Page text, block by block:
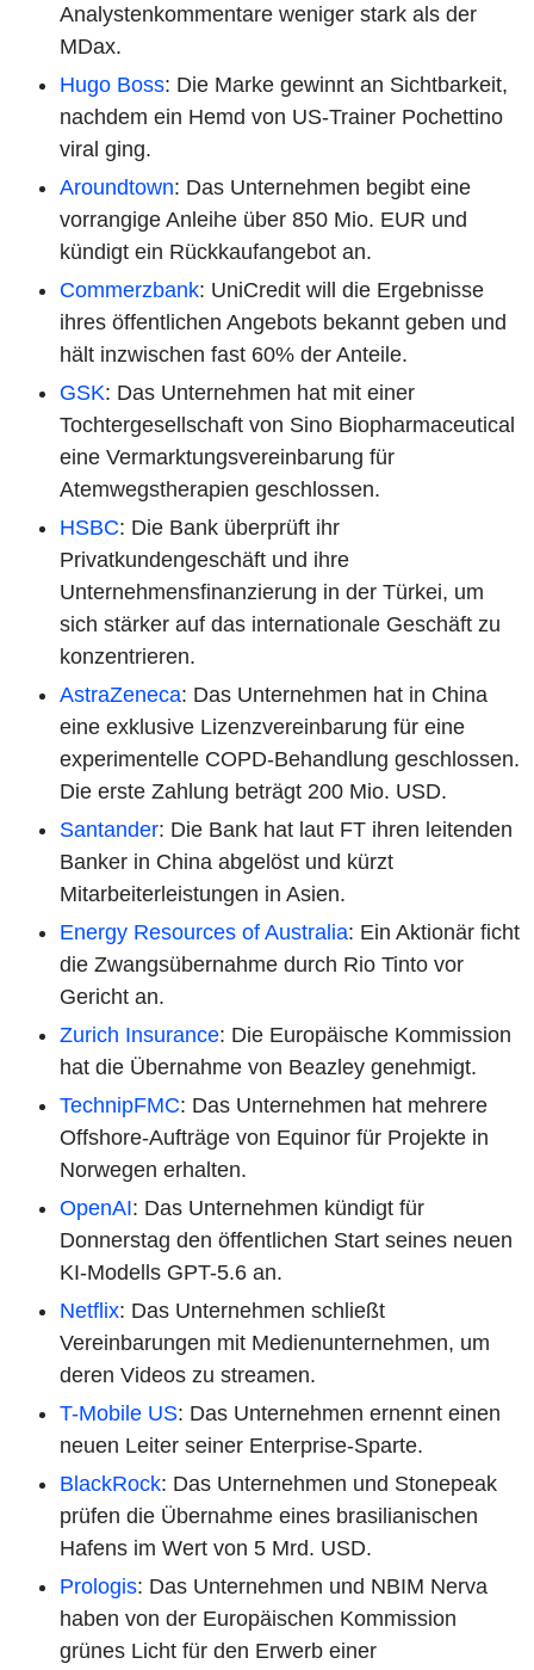
Analystenkommentare weniger stark als der
MDax.
Hugo Boss: Die Marke gewinnt an Sichtbarkeit,
nachdem ein Hemd von US-Trainer Pochettino
viral ging.
Aroundtown: Das Unternehmen begibt eine
vorrangige Anleihe über 850 Mio. EUR und
kündigt ein Rückkaufangebot an.
Commerzbank: UniCredit will die Ergebnisse
ihres öffentlichen Angebots bekannt geben und
hält inzwischen fast 60% der Anteile.
GSK: Das Unternehmen hat mit einer
Tochtergesellschaft von Sino Biopharmaceutical
eine Vermarktungsvereinbarung für
Atemwegstherapien geschlossen.
HSBC: Die Bank überprüft ihr
Privatkundengeschäft und ihre
Unternehmensfinanzierung in der Türkei, um
sich stärker auf das internationale Geschäft zu
konzentrieren.
AstraZeneca: Das Unternehmen hat in China
eine exklusive Lizenzvereinbarung für eine
experimentelle COPD-Behandlung geschlossen.
Die erste Zahlung beträgt 200 Mio. USD.
Santander: Die Bank hat laut FT ihren leitenden
Banker in China abgelöst und kürzt
Mitarbeiterleistungen in Asien.
Energy Resources of Australia: Ein Aktionär ficht
die Zwangsübernahme durch Rio Tinto vor
Gericht an.
Zurich Insurance: Die Europäische Kommission
hat die Übernahme von Beazley genehmigt.
TechnipFMC: Das Unternehmen hat mehrere
Offshore-Aufträge von Equinor für Projekte in
Norwegen erhalten.
OpenAI: Das Unternehmen kündigt für
Donnerstag den öffentlichen Start seines neuen
KI-Modells GPT-5.6 an.
Netflix: Das Unternehmen schließt
Vereinbarungen mit Medienunternehmen, um
deren Videos zu streamen.
T-Mobile US: Das Unternehmen ernennt einen
neuen Leiter seiner Enterprise-Sparte.
BlackRock: Das Unternehmen und Stonepeak
prüfen die Übernahme eines brasilianischen
Hafens im Wert von 5 Mrd. USD.
Prologis: Das Unternehmen und NBIM Nerva
haben von der Europäischen Kommission
grünes Licht für den Erwerb einer